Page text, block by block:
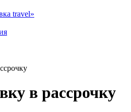
travel»
в рассрочку